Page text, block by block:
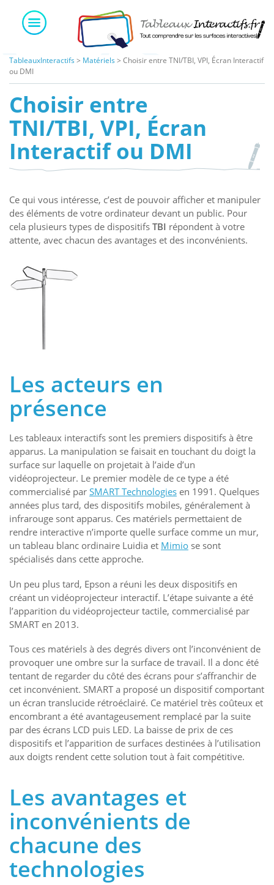
content
TableauxInteractifs > Matériels > Choisir entre TNI/TBI, VPI, Écran Interactif
ou DMI
Choisir entre
TNI/TBI, VPI, Écran
Interactif ou DMI
Ce qui vous intéresse, c’est de pouvoir afficher et manipuler
des éléments de votre ordinateur devant un public. Pour
cela plusieurs types de dispositifs TBI répondent à votre
attente, avec chacun des avantages et des inconvénients.
Les acteurs en
présence
Les tableaux interactifs sont les premiers dispositifs à être
apparus. La manipulation se faisait en touchant du doigt la
surface sur laquelle on projetait à l’aide d’un
vidéoprojecteur. Le premier modèle de ce type a été
commercialisé par SMART Technologies en 1991. Quelques
années plus tard, des dispositifs mobiles, généralement à
infrarouge sont apparus. Ces matériels permettaient de
rendre interactive n’importe quelle surface comme un mur,
un tableau blanc ordinaire Luidia et Mimio se sont
spécialisés dans cette approche.
Un peu plus tard, Epson a réuni les deux dispositifs en
créant un vidéoprojecteur interactif. L’étape suivante a été
l’apparition du vidéoprojecteur tactile, commercialisé par
SMART en 2013.
Tous ces matériels à des degrés divers ont l’inconvénient de
provoquer une ombre sur la surface de travail. Il a donc été
tentant de regarder du côté des écrans pour s’affranchir de
cet inconvénient. SMART a proposé un dispositif comportant
un écran translucide rétroéclairé. Ce matériel très coûteux et
encombrant a été avantageusement remplacé par la suite
par des écrans LCD puis LED. La baisse de prix de ces
dispositifs et l’apparition de surfaces destinées à l’utilisation
aux doigts rendent cette solution tout à fait compétitive.
Les avantages et
inconvénients de
chacune des
technologies